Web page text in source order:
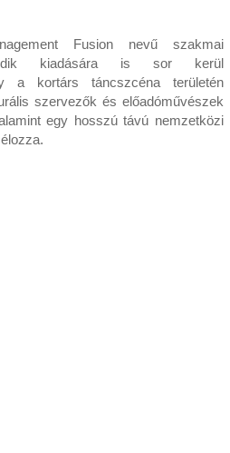
Fusion nevű szakmai
kiadására is sor kerül
a kortárs táncszcéna területén
szervezők és előadóművészek
egy hosszú távú nemzetközi